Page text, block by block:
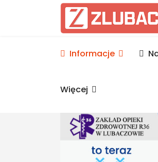
Informacje
Informacje
Więcej